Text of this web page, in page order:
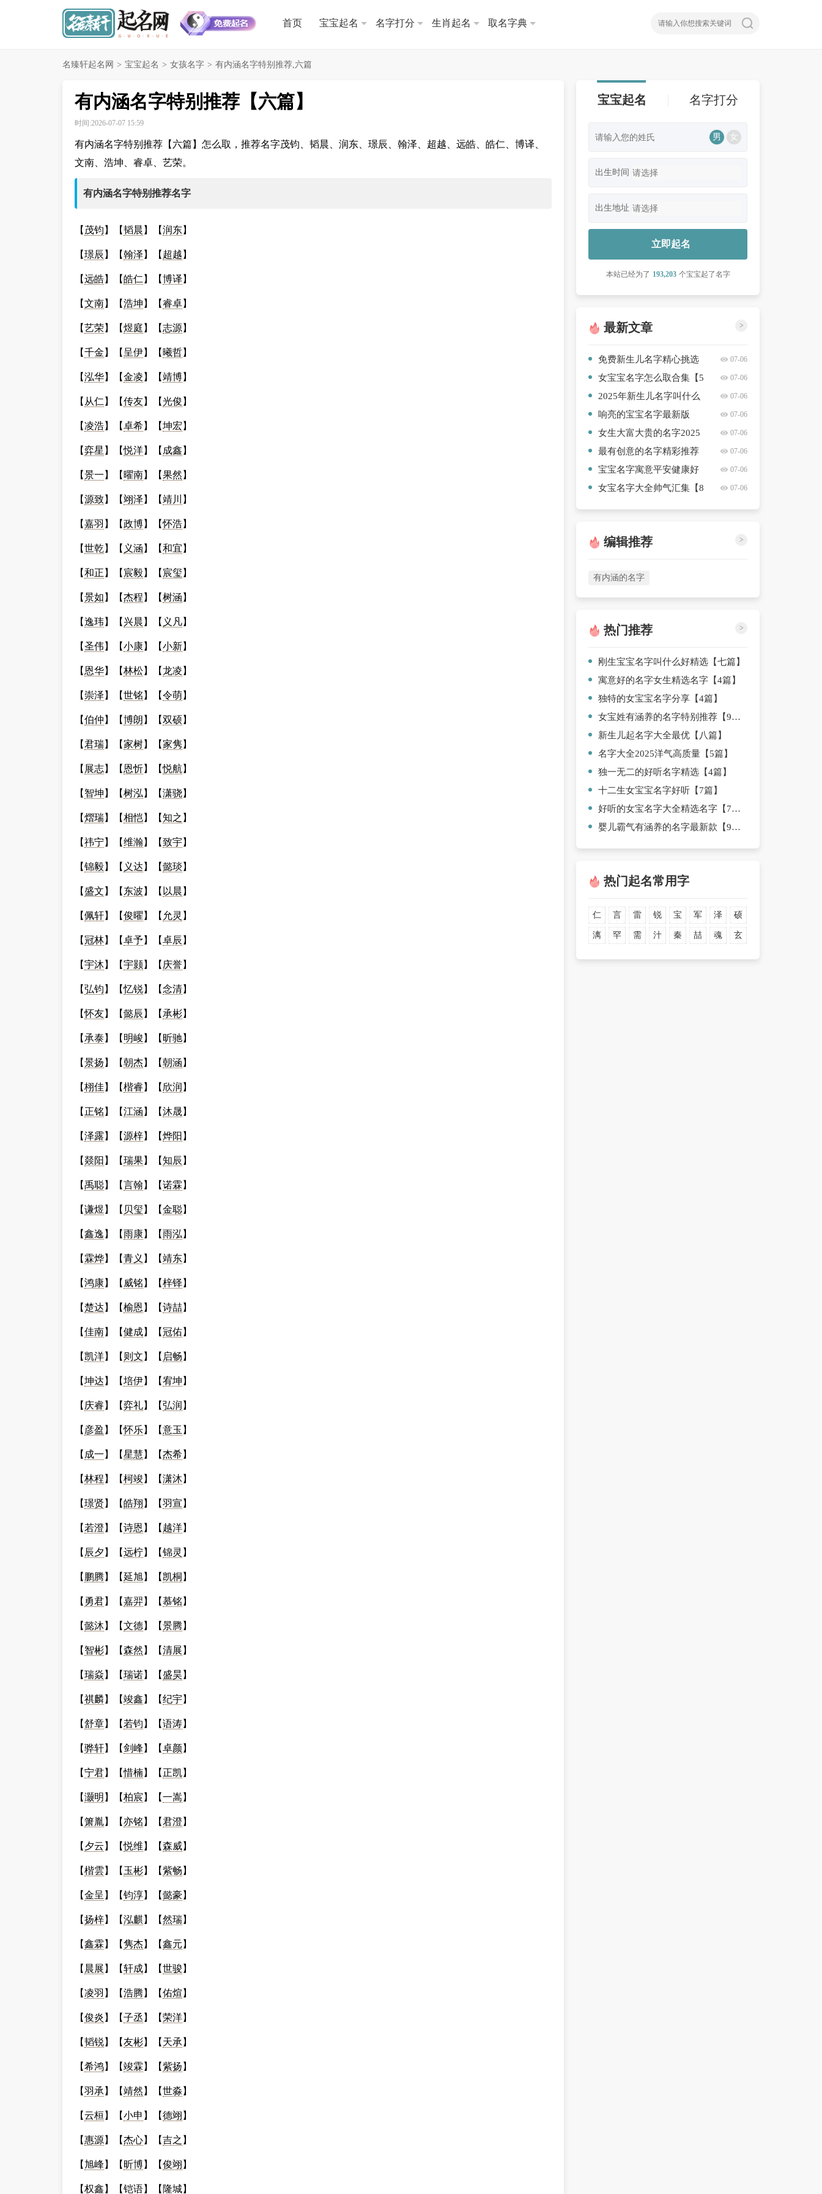
首页 宝宝起名 名字打分 生肖起名 取名字典
名臻轩起名网 > 宝宝起名 > 女孩名字 > 有内涵名字特别推荐,六篇
有内涵名字特别推荐【六篇】
时间:2026-07-07 15:59
有内涵名字特别推荐【六篇】怎么取，推荐名字茂钧、韬晨、润东、璟辰、翰泽、超越、远皓、皓仁、博译、
文南、浩坤、睿卓、艺荣。
有内涵名字特别推荐名字
【 茂钧 】【韬晨 】【润东】
【璟辰 】【翰泽 】【 超越 】
【远皓】【皓仁 】【博译 】
【文南】【浩坤 】【睿卓】
【艺荣】【煜庭 】【志源】
【千金 】【 呈伊】【 曦哲】
【泓华】【金凌 】【靖博】
【 从仁 】【传友】【光俊 】
【凌浩】【卓希】【坤宏 】
【弈星 】【悦洋】【 成鑫 】
【景一 】【 曜南】【果然 】
【源致】【翊泽 】【靖川 】
【嘉羽 】【政博】【怀浩】
【世乾 】【 义涵 】【和宜 】
【和正 】【 宸毅】【 宸玺 】
【景如 】【杰程 】【树涵 】
【逸玮】【 兴晨 】【 义凡】
【圣伟】【小康】【小新】
【 恩华】【林松】【龙凌 】
【 崇泽 】【世铭 】【令萌】
【伯仲 】【博朗 】【双硕】
【君瑞】【家树】【家隽】
【 展志】【 恩忻】【悦航 】
【 智坤 】【树泓 】【潇骁】
【熠瑞】【相恺】【知之 】
【祎宁】【维瀚 】【致宇】
【锦毅】【 义达 】【懿琰】
【 盛文 】【 东波 】【 以晨 】
【佩轩】【俊曜 】【 允灵 】
【冠林】【卓予】【卓辰 】
【宇沐】【宇颢】【 庆誉】
【弘钧 】【忆锐】【念清】
【怀友】【懿辰 】【 承彬】
【 承泰】【 明峻 】【 昕驰】
【景扬 】【朝杰】【朝涵 】
【栩佳】【楷睿 】【 欣润 】
【 正铭 】【江涵 】【沐晟 】
【泽露 】【源梓】【烨阳 】
【 燚阳 】【瑞果】【知辰 】
【禹聪】【言翰 】【诺霖 】
【谦煜 】【 贝玺 】【金聪】
【鑫逸 】【雨康】【雨泓 】
【 霖烨】【青义 】【靖东】
【鸿康】【 威铭 】【梓铎】
【楚达 】【榆恩 】【诗喆】
【佳南】【健成】【冠佑】
【凯洋】【 则文 】【 启畅 】
【坤达 】【培伊】【宥坤 】
【 庆睿 】【弈礼】【弘润 】
【 彦盈 】【怀乐】【意玉 】
【 成一 】【星慧】【杰希】
【林程 】【柯竣 】【潇沐】
【璟贤 】【皓翔 】【羽宣 】
【 若澄 】【诗恩 】【 越洋】
【 辰夕 】【远柠】【锦灵 】
【 鹏腾】【延旭】【凯桐 】
【 勇君】【嘉羿】【慕铭 】
【懿沐】【文德】【景腾】
【 智彬】【森然 】【清展 】
【瑞焱 】【瑞诺】【 盛昊 】
【祺麟】【竣鑫 】【纪宇】
【舒章】【 若钧 】【语涛】
【骅轩】【剑峰 】【卓颜】
【宁君】【惜楠】【 正凯】
【灏明 】【柏宸 】【一嵩】
【箫胤】【亦铭 】【君澄 】
【 夕云 】【悦维 】【森威】
【楷雲 】【 玉彬】【紫畅 】
【金呈 】【钧淳】【懿豪 】
【扬梓】【泓麒】【然瑞】
【鑫霖 】【隽杰】【鑫元 】
【 晨展 】【轩成】【世骏】
【凌羽 】【浩腾】【佑煊 】
【俊炎 】【子丞 】【荣洋】
【韬锐】【友彬】【 天承 】
【希鸿】【竣霖 】【紫扬 】
【羽承 】【靖然 】【世淼 】
【云桓 】【小申 】【德翊 】
【惠源】【杰心】【吉之 】
【 旭峰 】【 昕博】【俊翊 】
【权鑫 】【铠语】【 隆城】
宝宝起名 名字打分
男 女
出生时间
出生地址
立即起名
本站已经为了 193,203 个宝宝起了名字
最新文章 >
免费新生儿名字精心挑选
【十篇】
07-06
女宝宝名字怎么取合集【5
篇】
07-06
2025年新生儿名字叫什么
寓意好又好听精选名字【七
篇】
07-06
响亮的宝宝名字最新版
【八篇】
07-06
女生大富大贵的名字2025
高质量【6篇】
07-06
最有创意的名字精彩推荐
【四篇】
07-06
宝宝名字寓意平安健康好
听【6篇】
07-06
女宝名字大全帅气汇集【8
07-06
编辑推荐 >
有内涵的名字
热门推荐 >
刚生宝宝名字叫什么好精选【七篇】
寓意好的名字女生精选名字【4篇】
独特的女宝宝名字分享【4篇】
女宝姓有涵养的名字特别推荐【9篇】
新生儿起名字大全最优【八篇】
名字大全2025洋气高质量【5篇】
独一无二的好听名字精选【4篇】
十二生女宝宝名字好听【7篇】
好听的女宝名字大全精选名字【7篇】
婴儿霸气有涵养的名字最新款【9篇】
热门起名常用字
仁 言 雷 锐 宝 军 泽 硕
漓 罕 需 汁 秦 喆 魂 玄